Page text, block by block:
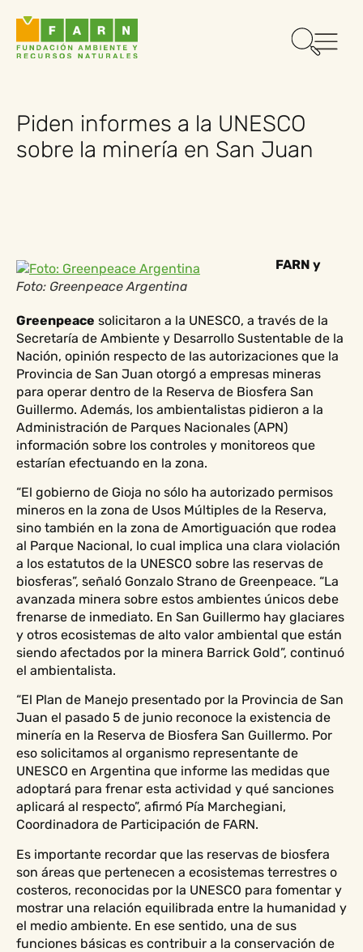
Piden informes a la UNESCO
sobre la minería en San Juan
Foto: Greenpeace Argentina
FARN y
Greenpeace solicitaron a la UNESCO, a través de la
Secretaría de Ambiente y Desarrollo Sustentable de la
Nación, opinión respecto de las autorizaciones que la
Provincia de San Juan otorgó a empresas mineras
para operar dentro de la Reserva de Biosfera San
Guillermo. Además, los ambientalistas pidieron a la
Administración de Parques Nacionales (APN)
información sobre los controles y monitoreos que
estarían efectuando en la zona.
“El gobierno de Gioja no sólo ha autorizado permisos
mineros en la zona de Usos Múltiples de la Reserva,
sino también en la zona de Amortiguación que rodea
al Parque Nacional, lo cual implica una clara violación
a los estatutos de la UNESCO sobre las reservas de
biosferas”, señaló Gonzalo Strano de Greenpeace. “La
avanzada minera sobre estos ambientes únicos debe
frenarse de inmediato. En San Guillermo hay glaciares
y otros ecosistemas de alto valor ambiental que están
siendo afectados por la minera Barrick Gold”, continuó
el ambientalista.
“El Plan de Manejo presentado por la Provincia de San
Juan el pasado 5 de junio reconoce la existencia de
minería en la Reserva de Biosfera San Guillermo. Por
eso solicitamos al organismo representante de
UNESCO en Argentina que informe las medidas que
adoptará para frenar esta actividad y qué sanciones
aplicará al respecto”, afirmó Pía Marchegiani,
Coordinadora de Participación de FARN.
Es importante recordar que las reservas de biosfera
son áreas que pertenecen a ecosistemas terrestres o
costeros, reconocidas por la UNESCO para fomentar y
mostrar una relación equilibrada entre la humanidad y
el medio ambiente. En ese sentido, una de sus
funciones básicas es contribuir a la conservación de